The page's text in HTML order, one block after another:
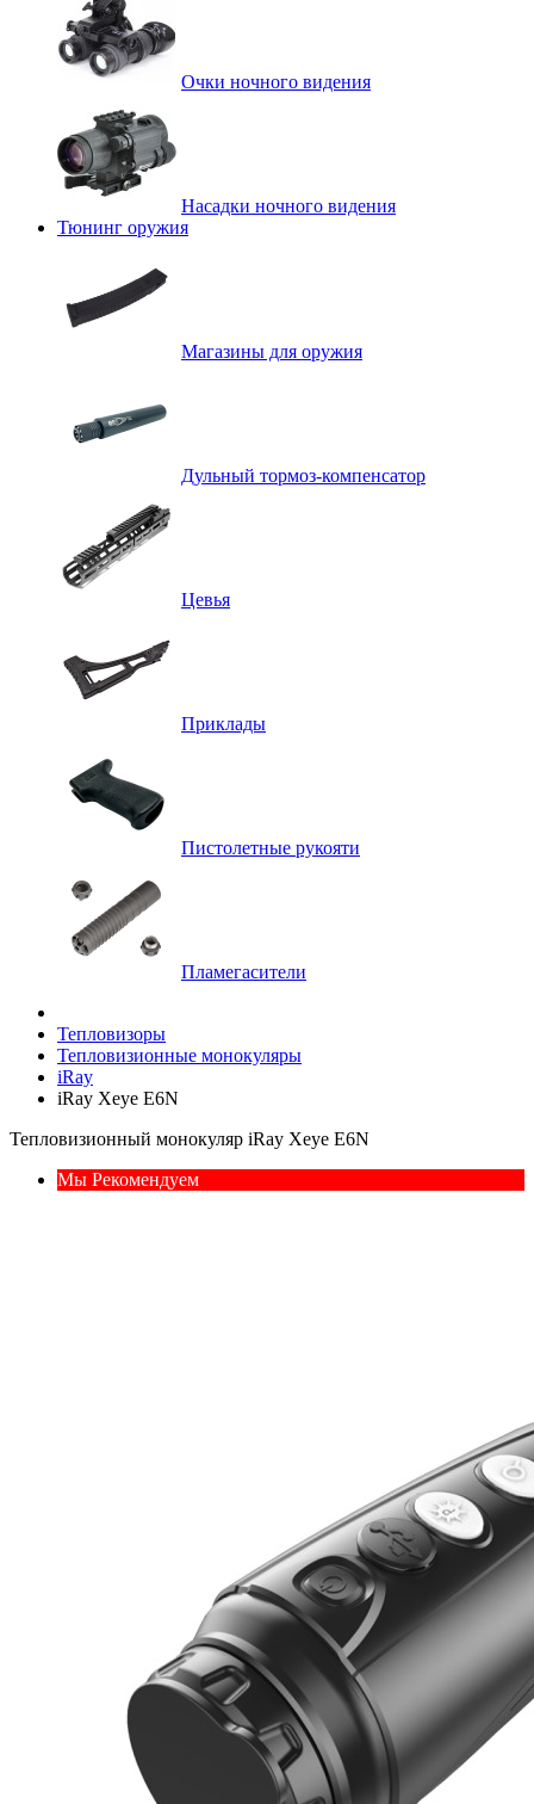
Очки ночного видения
Насадки ночного видения
Тюнинг оружия
Магазины для оружия
Дульный тормоз-компенсатор
Цевья
Приклады
Пистолетные рукояти
Пламегасители
Тепловизоры
Тепловизионные монокуляры
iRay
iRay Xeye E6N
Тепловизионный монокуляр iRay Xeye E6N
Мы Рекомендуем